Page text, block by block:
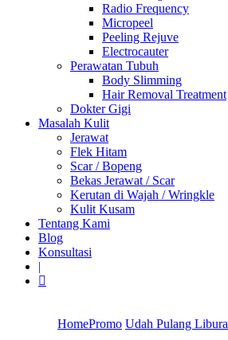
Radio Frequency
Micropeel
Peeling Rejuve
Electrocauter
Perawatan Tubuh
Body Slimming
Hair Removal Treatment
Dokter Gigi
Masalah Kulit
Jerawat
Flek Hitam
Scar / Bopeng
Bekas Jerawat / Scar
Kerutan di Wajah / Wringkle
Kulit Kusam
Tentang Kami
Blog
Konsultasi
|
HomePromo Udah Pulang